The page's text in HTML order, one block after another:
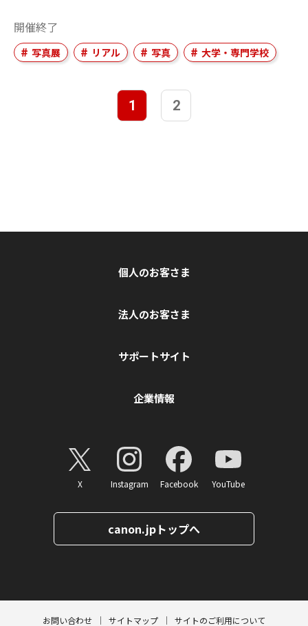
開催終了
写真展 リアル 写真 大学・専門学校
1 2
個人のお客さま
法人のお客さま
サポートサイト
企業情報
X Instagram Facebook YouTube
canon.jpトップへ
お問い合わせ サイトマップ サイトのご利用について